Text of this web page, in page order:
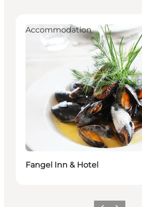
Accommodation
Fangel Inn & Hotel